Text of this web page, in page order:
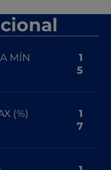
MÍN
1
5
(%)
1
7